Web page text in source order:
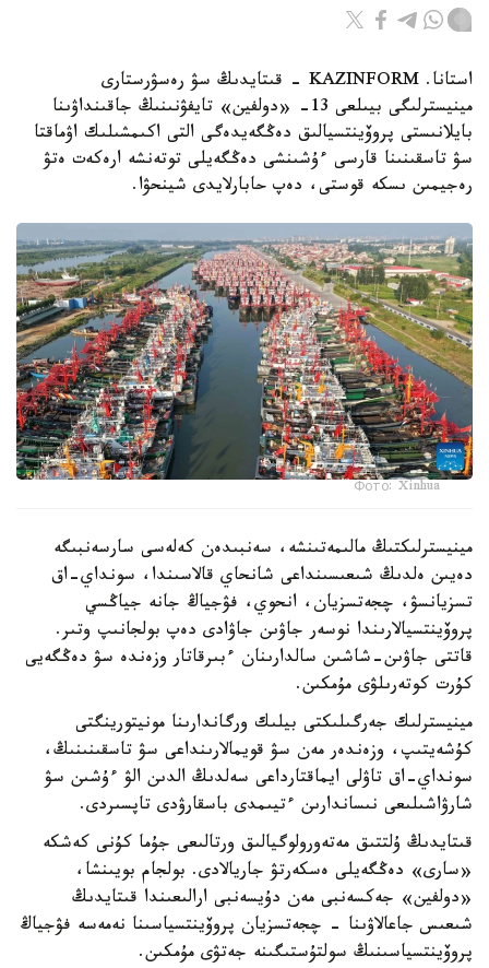
استانا. KAZINFORM - قىتايدىڭ سۋ رەسۋرستارى
مينيسترلىگى بيىلعى 13- «دولفين» تايفۋنىنىڭ جاقىنداۋىنا
بايلانىستى پروۆينتسيالىق دەڭگەيدەگى التى اكىمشىلىك اۋماقتا
سۋ تاسقىنىنا قارسى ءۇشىنشى دەڭگەيلى توتەنشە ارەكەت ەتۋ
رەجيمىن ىسكە قوستى، دەپ حابارلايدى شينحۋا.
Фото: Xinhua
مينيسترلىكتىڭ مالىمەتىنشە، سەنبىدەن كەلەسى سارسەنبىگە
دەيىن ەلدىڭ شىعىسىنداعى شانحاي قالاسىندا، سونداي-اق
تسزيانسۋ، چجەتسزيان، انحوي، فۋجياڭ جانە جياڭسي
پروۆينتسيالارىندا نوسەر جاۋىن جاۋادى دەپ بولجانىپ وتىر.
قاتتى جاۋىن-شاشىن سالدارىنان ءبىرقاتار وزەندە سۋ دەڭگەيى
كۇرت كوتەرىلۋى مۇمكىن.
مينيسترلىك جەرگىلىكتى بيلىك ورگاندارىنا مونيتورينگتى
كۇشەيتىپ، وزەندەر مەن سۋ قويمالارىنداعى سۋ تاسقىنىنىڭ،
سونداي-اق تاۋلى ايماقتارداعى سەلدىڭ الدىن الۋ ءۇشىن سۋ
شارۋاشىلىعى نىساندارىن ءتيىمدى باسقارۋدى تاپسىردى.
قىتايدىڭ ۇلتتىق مەتەورولوگيالىق ورتالىعى جۇما كۇنى كەشكە
«سارى» دەڭگەيلى ەسكەرتۋ جاريالادى. بولجام بويىنشا،
«دولفين» جەكسەنبى مەن دۇيسەنبى ارالىعىندا قىتايدىڭ
شىعىس جاعالاۋىنا - چجەتسزيان پروۆينتسياسىنا نەمەسە فۋجياڭ
پروۆينتسياسىنىڭ سولتۇستىگىنە جەتۋى مۇمكىن.